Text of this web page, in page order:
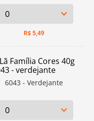
R$5,49
6043 - Verdejante